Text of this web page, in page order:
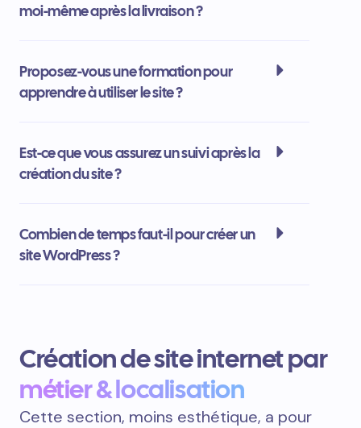
moi-même après la livraison ?
Proposez-vous une formation pour
apprendre à utiliser le site ?
Est-ce que vous assurez un suivi après la
création du site ?
Combien de temps faut-il pour créer un
site WordPress ?
Création de site internet par
métier & localisation
Cette section, moins esthétique, a pour